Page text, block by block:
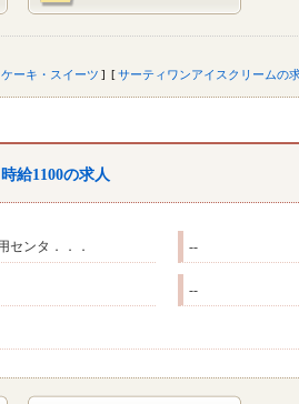
ケーキ・スイーツ サーティワンアイスクリームの
給1100の求人
ンタ．．． --
--